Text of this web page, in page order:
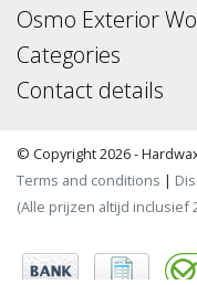
Osmo Exterior
Categories
Contact details
© Copyright 2026 -
Terms and conditions |
(Alle prijzen altijd inclusief